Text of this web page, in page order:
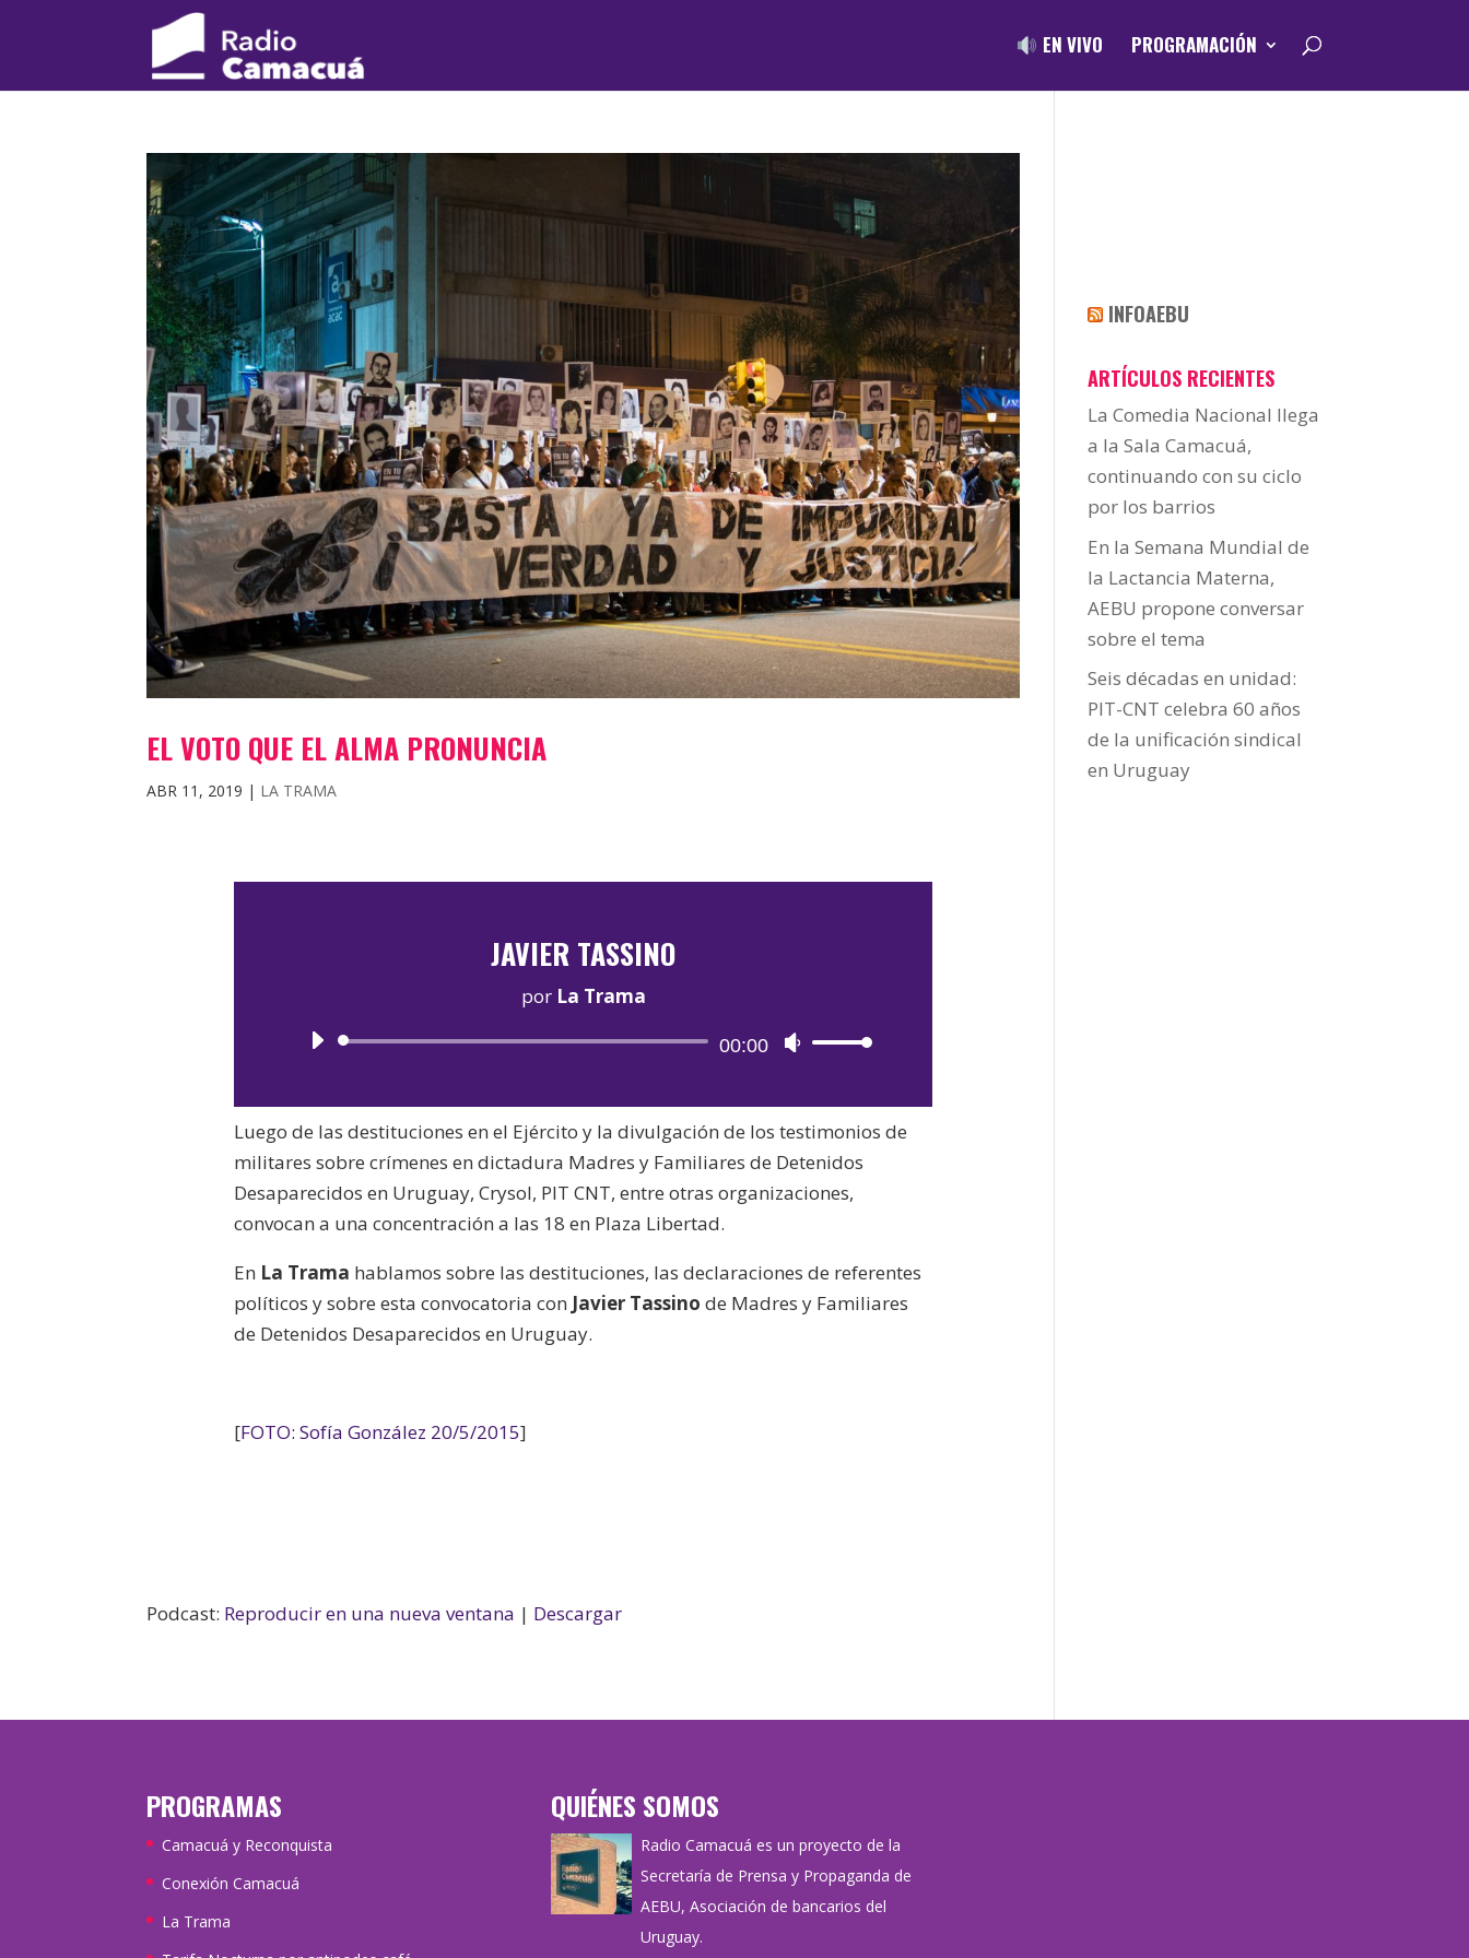
EN VIVO PROGRAMACIÓN
EL VOTO QUE EL ALMA PRONUNCIA
ABR 11, 2019 | LA TRAMA
JAVIER TASSINO
por La Trama
Reproductor
audio
00:00
Utiliza
teclas
de
flecha
arriba/abajo
disminuir
Luego de las destituciones en el Ejército y la divulgación de los testimonios de
militares sobre crímenes en dictadura Madres y Familiares de Detenidos
Desaparecidos en Uruguay, Crysol, PIT CNT, entre otras organizaciones,
convocan a una concentración a las 18 en Plaza Libertad.
En La Trama hablamos sobre las destituciones, las declaraciones de referentes
políticos y sobre esta convocatoria con Javier Tassino de Madres y Familiares
de Detenidos Desaparecidos en Uruguay.
[FOTO: Sofía González 20/5/2015]
Podcast: Reproducir en una nueva ventana | Descargar
INFOAEBU
ARTÍCULOS RECIENTES
La Comedia Nacional llega
a la Sala Camacuá,
continuando con su ciclo
por los barrios
En la Semana Mundial de
la Lactancia Materna,
AEBU propone conversar
sobre el tema
Seis décadas en unidad:
PIT-CNT celebra 60 años
de la unificación sindical
en Uruguay
PROGRAMAS
Camacuá y Reconquista
Conexión Camacuá
La Trama
QUIÉNES SOMOS
Radio Camacuá es un proyecto de la
Secretaría de Prensa y Propaganda de
AEBU, Asociación de bancarios del
Uruguay.